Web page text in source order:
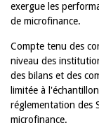
exergue les
de microfinance.
Compte tenu des
niveau des
des bilans et des
limitée à
réglementation des
microfinance.